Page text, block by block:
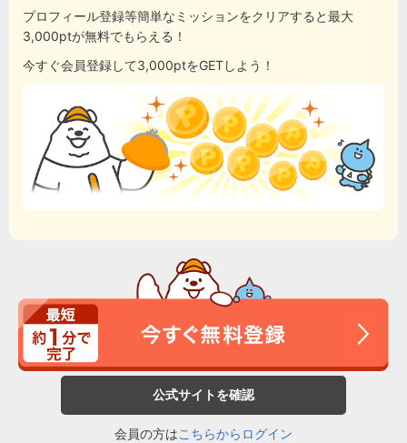
プロフィール登録等簡単なミッションをクリアすると最大
3,000ptが無料でもらえる！
今すぐ会員登録して3,000ptをGETしよう！
公式サイトを確認
会員の方はこちらからログイン